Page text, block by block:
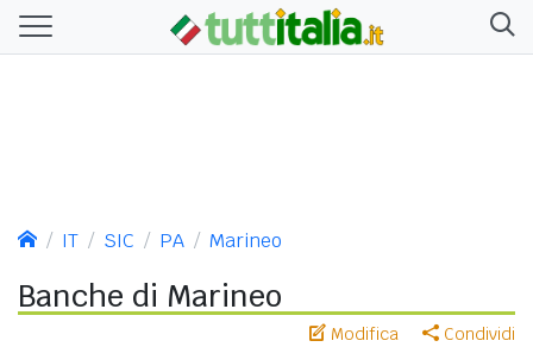
IT SIC PA Marineo
Banche di Marineo
Modifica Condividi